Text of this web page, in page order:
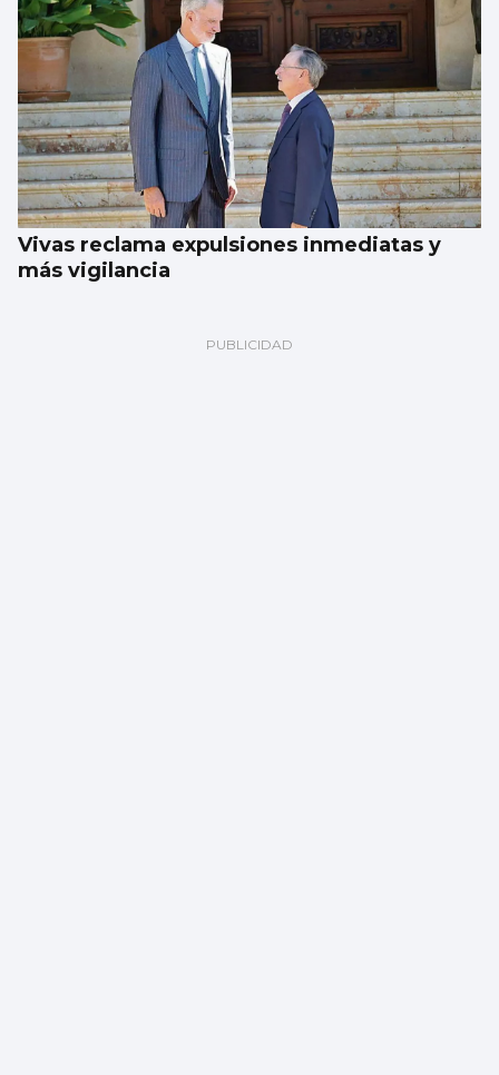
Vivas reclama expulsiones inmediatas y
más vigilancia